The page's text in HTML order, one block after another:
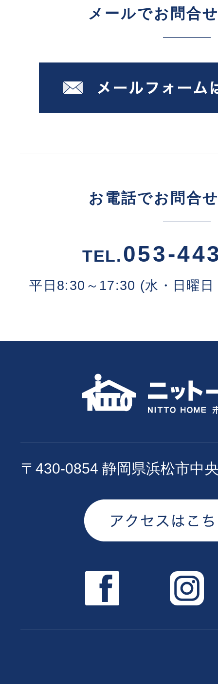
メールでお問合
お電話でお問合
TEL.053-
平日8:30～17:30 (水・日曜
〒430-0854 静岡県浜松市中